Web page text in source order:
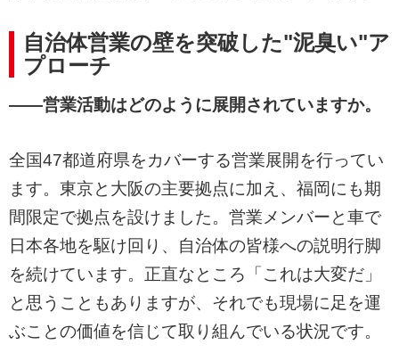
自治体営業の壁を突破した"泥臭い"ア
プローチ
——営業活動はどのように展開されていますか。
全国47都道府県をカバーする営業展開を行ってい
ます。東京と大阪の主要拠点に加え、福岡にも期
間限定で拠点を設けました。営業メンバーと車で
日本各地を駆け回り、自治体の皆様への説明行脚
を続けています。正直なところ「これは大変だ」
と思うこともありますが、それでも現場に足を運
ぶことの価値を信じて取り組んでいる状況です。